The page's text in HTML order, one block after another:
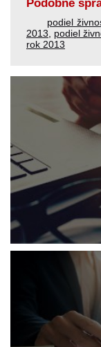
Podobné
podiel
2013
podiel
rok 2013